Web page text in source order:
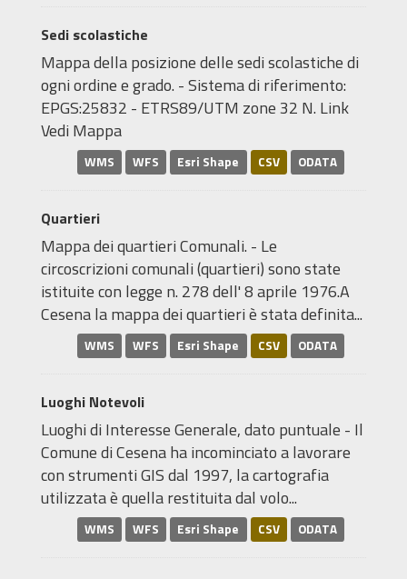
Sedi scolastiche
Mappa della posizione delle sedi scolastiche di
ogni ordine e grado. - Sistema di riferimento:
EPGS:25832 - ETRS89/UTM zone 32 N. Link
Vedi Mappa
WMS WFS Esri Shape CSV ODATA
Quartieri
Mappa dei quartieri Comunali. - Le
circoscrizioni comunali (quartieri) sono state
istituite con legge n. 278 dell' 8 aprile 1976.A
Cesena la mappa dei quartieri è stata definita...
WMS WFS Esri Shape CSV ODATA
Luoghi Notevoli
Luoghi di Interesse Generale, dato puntuale - Il
Comune di Cesena ha incominciato a lavorare
con strumenti GIS dal 1997, la cartografia
utilizzata è quella restituita dal volo...
WMS WFS Esri Shape CSV ODATA